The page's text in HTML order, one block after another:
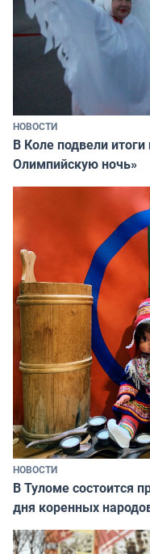
НОВОСТИ
В Коле подвели
Олимпийскую ночь»
НОВОСТИ
В Туломе состоится
дня коренных